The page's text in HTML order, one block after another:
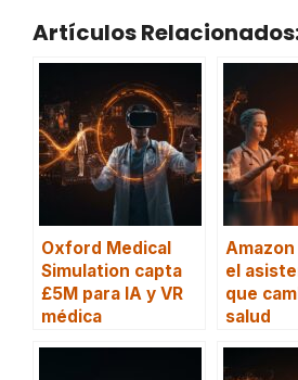
Artículos
Oxford Medical
Simulation capta
£5M para IA y VR
médica
el
que
salud